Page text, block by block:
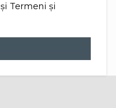
și Termeni și